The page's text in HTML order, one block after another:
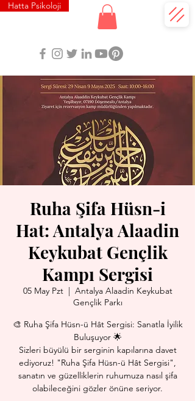
Hatta Psikoloji
Ruha Şifa Hüsn-i
Hat: Antalya Alaadin
Keykubat Gençlik
Kampı Sergisi
05 May Pzt
  |
Antalya Alaadin Keykubat
Gençlik Parkı
🎨 Ruha Şifa Hüsn-ü Hât Sergisi: Sanatla İyilik
Buluşuyor 🌟
Sizleri büyülü bir serginin kapılarına davet
ediyoruz! "Ruha Şifa Hüsn-ü Hât Sergisi",
sanatın ve güzelliklerin ruhumuza nasıl şifa
olabileceğini gözler önüne seriyor.